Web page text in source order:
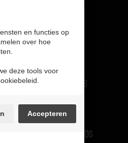
NAVIGATIE
FIETSLEASING
PROMO/2DE HANDS
CONTACT
LE GIDON & FRIENDS
en functies op
over hoe
deze tools voor
Accepteren